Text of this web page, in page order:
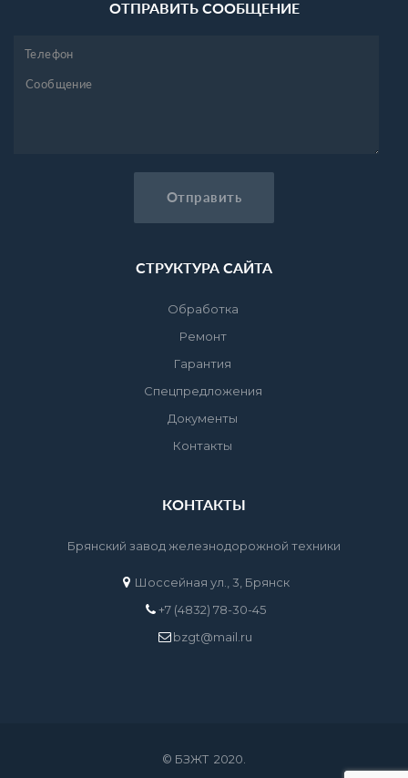
ОТПРАВИТЬ СООБЩЕНИЕ
СТРУКТУРА САЙТА
Обработка
Ремонт
Гарантия
Спецпредложения
Документы
Контакты
КОНТАКТЫ
Брянский завод железнодорожной техники
Шоссейная ул., 3, Брянск
+7 (4832) 78-30-45
bzgt@mail.ru
© БЗЖТ 2020.